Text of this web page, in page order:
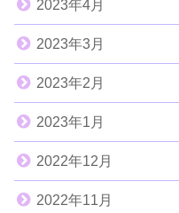
2023年4月
2023年3月
2023年2月
2023年1月
2022年12月
2022年11月